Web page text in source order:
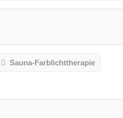
Sauna-Farblichttherapie